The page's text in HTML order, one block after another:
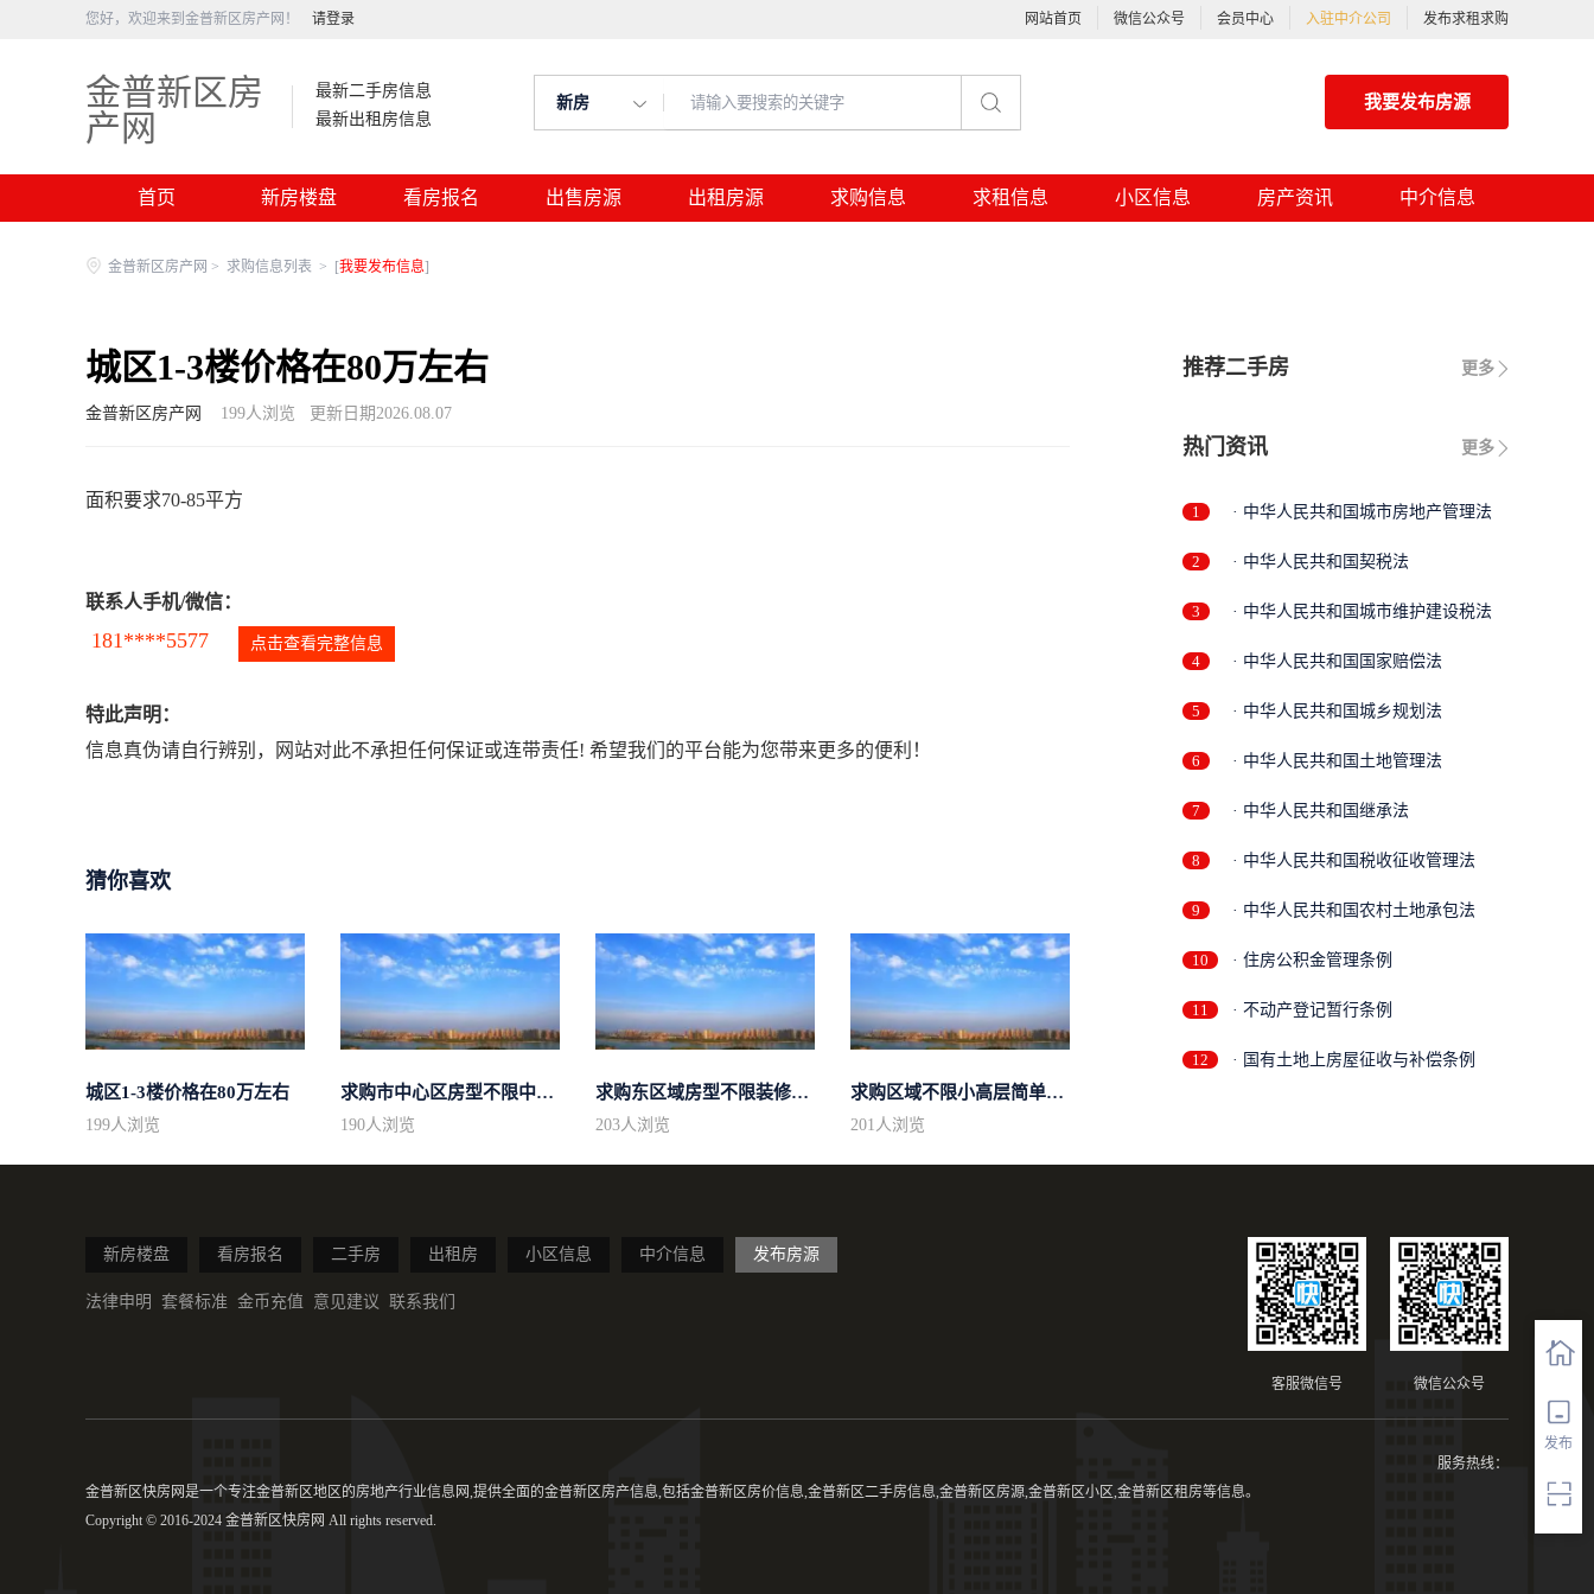
您好，欢迎来到金普新区房产网！ 请登录 网站首页 微信公众号 会员中心 入驻中介公司 发布求租求购
金普新区房
产网
最新二手房信息
最新出租房信息
新房 我要发布房源
首页 新房楼盘 看房报名 出售房源 出租房源 求购信息 求租信息 小区信息 房产资讯 中介信息
发布
金普新区房产网 > 求购信息列表 > [我要发布信息]
城区1-3楼价格在80万左右
金普新区房产网 199人浏览 更新日期2026.08.07
面积要求70-85平方
联系人手机/微信：
181****5577 点击查看完整信息
特此声明：
信息真伪请自行辨别，网站对此不承担任何保证或连带责任! 希望我们的平台能为您带来更多的便利！
猜你喜欢
城区1-3楼价格在80万左右
199人浏览
求购市中心区房型不限中档装修
190人浏览
求购东区域房型不限装修不限
203人浏览
求购区域不限小高层简单装修
201人浏览
更多
推荐二手房
更多
热门资讯
1 · 中华人民共和国城市房地产管理法
2 · 中华人民共和国契税法
3 · 中华人民共和国城市维护建设税法
4 · 中华人民共和国国家赔偿法
5 · 中华人民共和国城乡规划法
6 · 中华人民共和国土地管理法
7 · 中华人民共和国继承法
8 · 中华人民共和国税收征收管理法
9 · 中华人民共和国农村土地承包法
10 · 住房公积金管理条例
11 · 不动产登记暂行条例
12 · 国有土地上房屋征收与补偿条例
新房楼盘 看房报名 二手房 出租房 小区信息 中介信息 发布房源
法律申明 套餐标准 金币充值 意见建议 联系我们
微信公众号
客服微信号
服务热线：
金普新区快房网是一个专注金普新区地区的房地产行业信息网,提供全面的金普新区房产信息,包括金普新区房价信息,金普新区二手房信息,金普新区房源,金普新区小区,金普新区租房等信息。
Copyright © 2016-2024 金普新区快房网 All rights reserved.